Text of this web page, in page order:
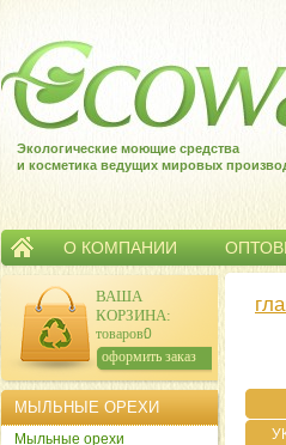
Экологические моющие средства
и косметика ведущих мировых
О КОМПАНИИ
ВАША
КОРЗИНА:
товаров:0
сумма: 0р.
оформить заказ
МЫЛЬНЫЕ ОРЕХИ
Мыльные орехи